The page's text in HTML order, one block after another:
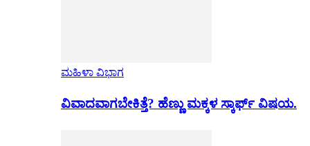
ಮಹಿಳಾ ವಿಭಾಗ
ವಿವಾದವಾಗಬೇಕಿತ್ತೆ? ಹೆಣ್ಣು ಮಕ್ಕಳ ಸ್ಕಾರ್ಫ್ ವಿಷಯ.